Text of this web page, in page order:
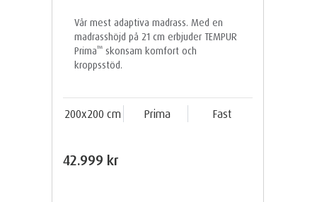
Vår mest adaptiva madrass. Med en
madrasshöjd på 21 cm erbjuder TEMPUR
Prima™skonsam komfort och
kroppsstöd.
200x200 cm Prima Fast
42.999 kr